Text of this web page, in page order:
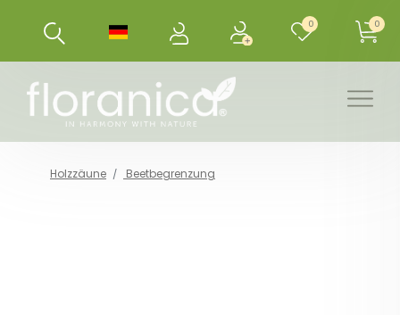
0 0
Holzzäune Beetbegrenzung